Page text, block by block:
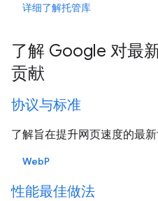
详细了解托管库
了解 Google 对最
贡献
协议与标准
了解旨在提升网页速度的最
WebP
性能最佳做法